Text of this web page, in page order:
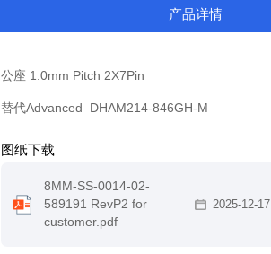
产品详情
公座 1.0mm Pitch 2X7Pin
替代Advanced DHAM214-846GH-M
图纸下载
8MM-SS-0014-02-
589191 RevP2 for
customer.pdf
2025-12-17